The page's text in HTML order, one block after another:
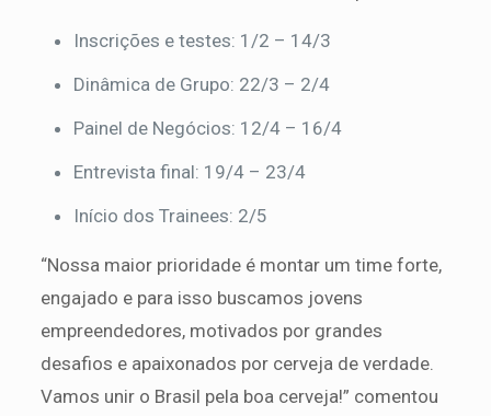
Inscrições e testes: 1/2 – 14/3
Dinâmica de Grupo: 22/3 – 2/4
Painel de Negócios: 12/4 – 16/4
Entrevista final: 19/4 – 23/4
Início dos Trainees: 2/5
“Nossa maior prioridade é montar um time forte,
engajado e para isso buscamos jovens
empreendedores, motivados por grandes
desafios e apaixonados por cerveja de verdade.
Vamos unir o Brasil pela boa cerveja!” comentou